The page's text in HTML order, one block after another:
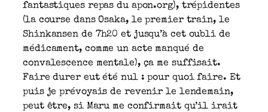
fantastiques repas du apon.org), trépidentes
(la course dans Osaka, le premier train, le
Shinkansen de 7h20 et jusqu’à cet oubli de
médicament, comme un acte manqué de
convalescence mentale), ça me suffisait.
Faire durer eut été nul : pour quoi faire. Et
puis je prévoyais de revenir le lendemain,
peut être, si Maru me confirmait qu’il irait